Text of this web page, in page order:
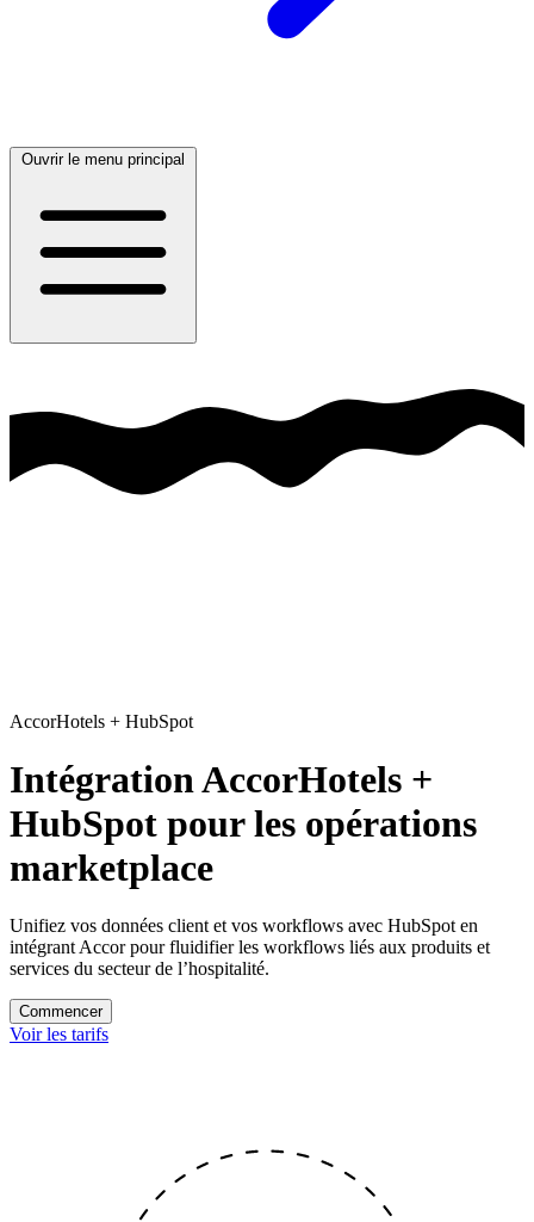
Ouvrir le menu principal
AccorHotels + HubSpot
Intégration AccorHotels +
HubSpot pour les opérations
marketplace
Unifiez vos données client et vos workflows avec HubSpot en
intégrant Accor pour fluidifier les workflows liés aux produits et
services du secteur de l’hospitalité.
Commencer
Voir les tarifs